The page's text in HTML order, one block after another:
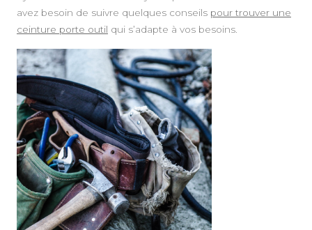
avez besoin de suivre quelques conseils pour trouver une
ceinture porte outil qui s’adapte à vos besoins.